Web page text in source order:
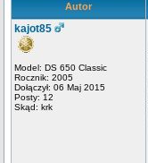
Autor
kajot85
Model: DS 650 Classic
Rocznik: 2005
Dołączył: 06 Maj 2015
Posty: 12
Skąd: krk